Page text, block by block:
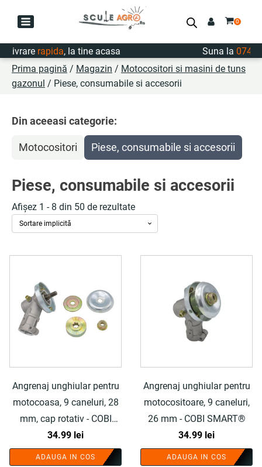
rapida, la tine acasa Suna la
Prima pagină / Magazin / Motocositori si masini de tuns
gazonul / Piese, consumabile si accesorii
Din aceeasi categorie:
Motocositori Piese, consumabile si accesorii
Piese, consumabile si accesorii
Afișez 1 - 8 din 50 de rezultate
Angrenaj unghiular pentru
motocoasa, 9 caneluri, 28
mm, cap rotativ - COBI
SMART®
34.99 lei
ADAUGA IN COS
Angrenaj unghiular pentru
motocositoare, 9 caneluri,
26 mm - COBI SMART®
34.99 lei
ADAUGA IN COS